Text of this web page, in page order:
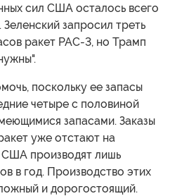
сил США осталось всего
запросил треть
ракет PAC-3, но Трамп
поскольку ее запасы
четыре с половиной
запасами. Заказы
уже отстают на
США производят лишь
в год. Производство этих
и дорогостоящий.